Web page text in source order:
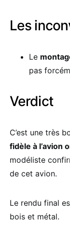
Les
Le
pas
Verdict
C’est une très
fidèle à l’avion
modéliste
de cet avion.
Le rendu final
bois et métal.